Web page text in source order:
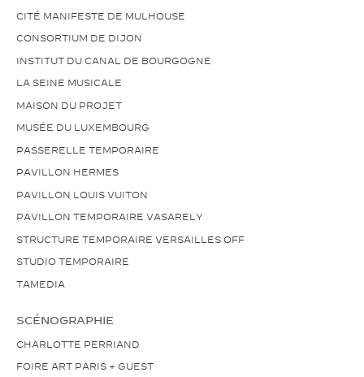
CITÉ MANIFESTE DE MULHOUSE
CONSORTIUM DE DIJON
INSTITUT DU CANAL DE BOURGOGNE
LA SEINE MUSICALE
MAISON DU PROJET
MUSÉE DU LUXEMBOURG
PASSERELLE TEMPORAIRE
PAVILLON HERMES
PAVILLON LOUIS VUITON
PAVILLON TEMPORAIRE VASARELY
STRUCTURE TEMPORAIRE VERSAILLES OFF
STUDIO TEMPORAIRE
TAMEDIA
SCÉNOGRAPHIE
CHARLOTTE PERRIAND
FOIRE ART PARIS + GUEST